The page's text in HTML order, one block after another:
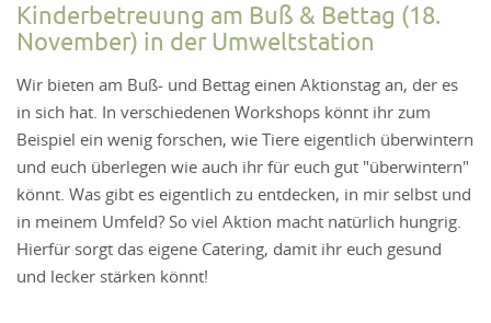
Kinderbetreuung am Buß & Bettag (18.
November) in der Umweltstation
Wir bieten am Buß- und Bettag einen Aktionstag an, der es
in sich hat. In verschiedenen Workshops könnt ihr zum
Beispiel ein wenig forschen, wie Tiere eigentlich überwintern
und euch überlegen wie auch ihr für euch gut "überwintern"
könnt. Was gibt es eigentlich zu entdecken, in mir selbst und
in meinem Umfeld? So viel Aktion macht natürlich hungrig.
Hierfür sorgt das eigene Catering, damit ihr euch gesund
und lecker stärken könnt!